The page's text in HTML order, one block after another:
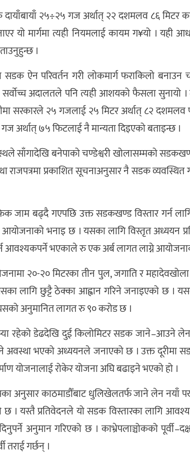
दायाँबायाँ २५÷२५ गज अर्थात् २२ दशमलव ८६ मिटर
यो मार्गमा त्यही नियमलाई कायम ग¥यो । यही
।
ऐन परिवर्तन गरी लोकमार्ग फराकिलो बनाउन
सर्वाेच्च अदालतले पनि त्यही आशयको फैसला सुनायो
सरकारले २५ गजलाई २५ मिटर अर्थात् ८२
गज अर्थात् ७५ फिटलाई नै मान्यता दिइएको बताइन्छ ।
साँगादेखि बनेपाको चण्डेश्वरी खोलासम्मको
राजपत्रमा प्रकाशित सूचनाअनुसार नै सडक व्यवस्थित
जाम बढ्दै गएपछि उक्त सडकखण्ड विस्तार गर्न
भनाइ छ । यसका लागि विस्तृत अध्ययन
आवश्यकपर्ने भएकाले रु एक अर्ब लागत लाग्ने
२०-२० मिटरका तीन पुल, जगाति र महादेवखोला
लागि छुट्टै ठेक्का आह्वान गरिने जनाइएको छ ।
अनुमानित लागत रु ९० करोड छ ।
रहेको डेढदेखि दुई किलोमिटर सडक जाने–आउने
अवस्था भएको अध्ययनले जनाएको छ । उक्त दूरीमा
योजनालाई रोकेर योजना अघि बढाइने भएको हो ।
अनुसार काठमाडौँबाट धुलिखेलतर्फ जाने लेन
यस्तै प्रतिवेदनले यो सडक विस्तारका लागि
अनुमान गरिएको छ । काभ्रेपलाञ्चोकको
तराई गर्छन् ।